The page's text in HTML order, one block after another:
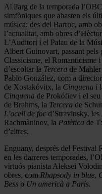
Al llarg de la temporada
simfòniques que abasten els
música: des del Barroc, amb
l’actualitat, amb obres
L’Auditori i el Palau de la
Albert Guinovart, passant pels
Classicisme, el Romanticisme
d’escoltar la Tercera de
Pablo González, com a
de Xostakóvitx, la Cinquena i
Cinquena de Prokófiev i el seu
de Brahms, la Tercera de
L’ocell de foc d’Stravinsky, les
Rachmàninov, la Patètica de
d’altres.
Enguany, després del Festival
en les darreres temporades,
virtuós pianista Aleksei
obres, com Rhapsody in blue,
Bess o Un americà a París.